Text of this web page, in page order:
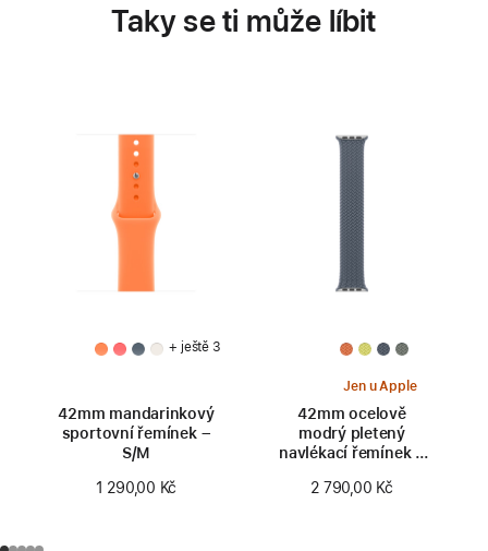
Taky se ti může líbit
+ ještě 3
42mm mandarinkový
sportovní řemínek –
S/M
1 290,00 Kč
Jen u Apple
42mm ocelově
modrý pletený
navlékací řemínek –
2 790,00 Kč